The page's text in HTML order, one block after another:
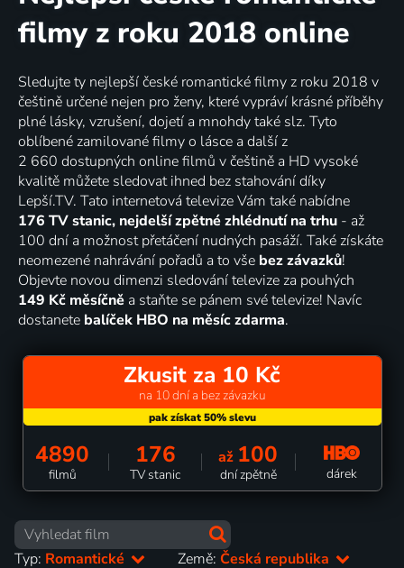
filmy z roku 2018 online
Sledujte ty nejlepší české romantické filmy z roku 2018 v
češtině určené nejen pro ženy, které vypráví krásné příběhy
plné lásky, vzrušení, dojetí a mnohdy také slz. Tyto
oblíbené zamilované filmy o lásce a další z
2 660 dostupných online filmů v češtině a HD vysoké
kvalitě můžete sledovat ihned bez stahování díky
Lepší.TV. Tato internetová televize Vám také nabídne
176 TV stanic, nejdelší zpětné zhlédnutí na trhu - až
100 dní a možnost přetáčení nudných pasáží. Také získáte
neomezené nahrávání pořadů a to vše bez závazků!
Objevte novou dimenzi sledování televize za pouhých
149 Kč měsíčně a staňte se pánem své televize! Navíc
dostanete balíček HBO na měsíc zdarma.
Zkusit za 10 Kč
na 10 dní a bez závazku
4890
filmů
176
TV stanic
až 100
dní zpětně dárek
Typ: Romantické Země:Česká republika